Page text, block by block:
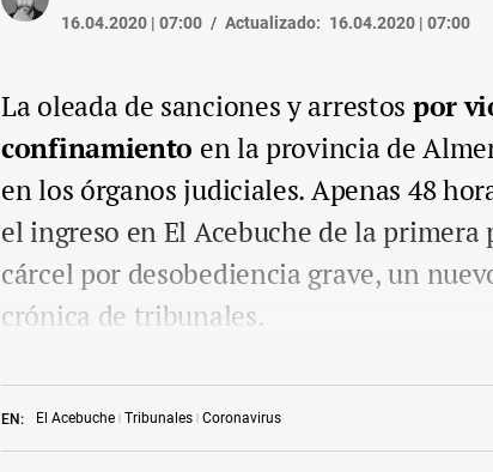
16.04.2020 | 07:00 Actualizado: 16.04.2020 | 07:00
EN: El Acebuche Tribunales Coronavirus
La oleada de sanciones y arrestos por
confinamiento en la provincia de
en los órganos judiciales. Apenas 48
el ingreso en El Acebuche de la primera
cárcel por desobediencia grave, un
crónica de tribunales.